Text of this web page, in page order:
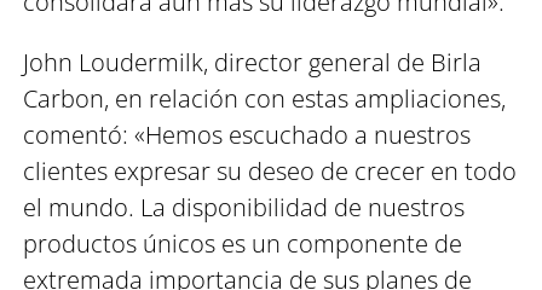
John Loudermilk, director general de Birla
Carbon, en relación con estas ampliaciones,
comentó: «Hemos escuchado a nuestros
clientes expresar su deseo de crecer en todo
el mundo. La disponibilidad de nuestros
productos únicos es un componente de
extremada importancia de sus planes de